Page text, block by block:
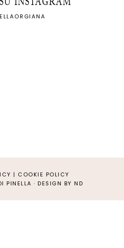
| COOKIE POLICY
PINELLA · DESIGN BY ND